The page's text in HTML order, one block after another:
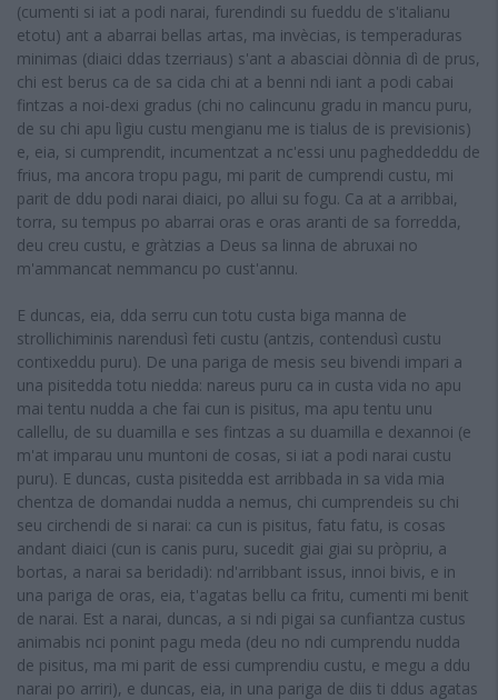
(cumenti si iat a podi narai, furendindi su fueddu de s'italianu
etotu) ant a abarrai bellas artas, ma invècias, is temperaduras
minimas (diaici ddas tzerriaus) s'ant a abasciai dònnia dì de prus,
chi est berus ca de sa cida chi at a benni ndi iant a podi cabai
fintzas a noi-dexi gradus (chi no calincunu gradu in mancu puru,
de su chi apu lìgiu custu mengianu me is tialus de is previsionis)
e, eia, si cumprendit, incumentzat a nc'essi unu pagheddeddu de
frius, ma ancora tropu pagu, mi parit de cumprendi custu, mi
parit de ddu podi narai diaici, po allui su fogu. Ca at a arribbai,
torra, su tempus po abarrai oras e oras aranti de sa forredda,
deu creu custu, e gràtzias a Deus sa linna de abruxai no
m'ammancat nemmancu po cust'annu.
E duncas, eia, dda serru cun totu custa biga manna de
strollichiminis narendusì feti custu (antzis, contendusì custu
contixeddu puru). De una pariga de mesis seu bivendi impari a
una pisitedda totu niedda: nareus puru ca in custa vida no apu
mai tentu nudda a che fai cun is pisitus, ma apu tentu unu
callellu, de su duamilla e ses fintzas a su duamilla e dexannoi (e
m'at imparau unu muntoni de cosas, si iat a podi narai custu
puru). E duncas, custa pisitedda est arribbada in sa vida mia
chentza de domandai nudda a nemus, chi cumprendeis su chi
seu circhendi de si narai: ca cun is pisitus, fatu fatu, is cosas
andant diaici (cun is canis puru, sucedit giai giai su pròpriu, a
bortas, a narai sa beridadi): nd'arribbant issus, innoi bivis, e in
una pariga de oras, eia, t'agatas bellu ca fritu, cumenti mi benit
de narai. Est a narai, duncas, a si ndi pigai sa cunfiantza custus
animabis nci ponint pagu meda (deu no ndi cumprendu nudda
de pisitus, ma mi parit de essi cumprendiu custu, e megu a ddu
narai po arriri), e duncas, eia, in una pariga de diis ti ddus agatas